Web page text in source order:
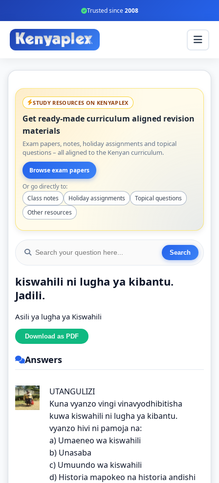
Trusted since2008
STUDY RESOURCES ON KENYAPLEX
Get ready-made curriculum aligned revision
materials
Exam papers, notes, holiday assignments and topical
questions – all aligned to the Kenyan curriculum.
Browse exam papers
Or go directly to:
Class notes
Holiday assignments
Topical questions
Other resources
kiswahili ni lugha ya kibantu.
Jadili.
Asili ya lugha ya Kiswahili
Answers
UTANGULIZI
Kuna vyanzo vingi vinavyodhibitisha
kuwa kiswahili ni lugha ya kibantu.
vyanzo hivi ni pamoja na:
a) Umaeneo wa kiswahili
b) Unasaba
c) Umuundo wa kiswahili
d) Historia mapokeo na historia andishi